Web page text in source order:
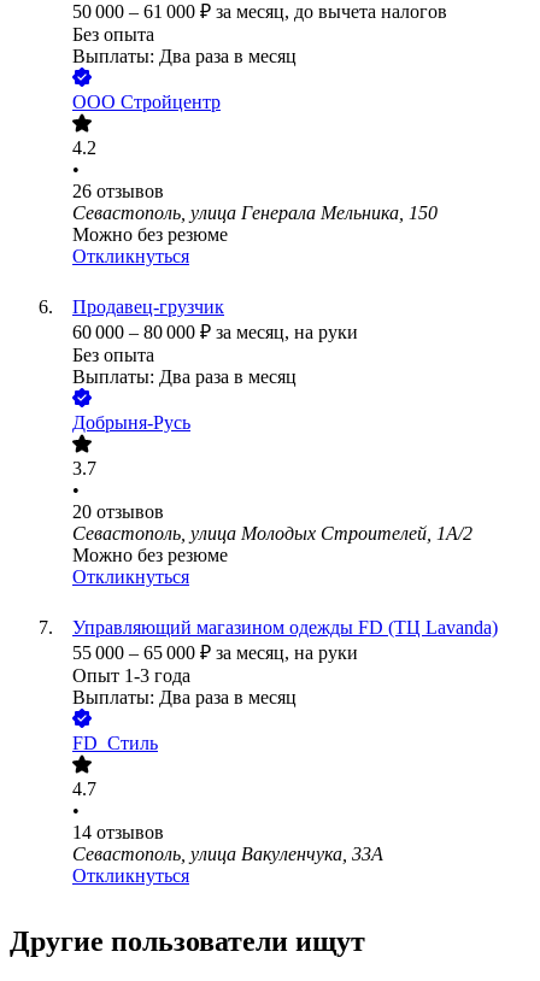
50 000 – 61 000 ₽ за месяц, до вычета налогов
Без опыта
Выплаты: Два раза в месяц
ООО Стройцентр
4.2
•
26 отзывов
Севастополь, улица Генерала Мельника, 150
Можно без резюме
Откликнуться
Продавец-грузчик
60 000 – 80 000 ₽ за месяц, на руки
Без опыта
Выплаты: Два раза в месяц
Добрыня-Русь
3.7
•
20 отзывов
Севастополь, улица Молодых Строителей, 1А/2
Можно без резюме
Откликнуться
Управляющий магазином одежды FD (ТЦ Lavanda)
55 000 – 65 000 ₽ за месяц, на руки
Опыт 1-3 года
Выплаты: Два раза в месяц
FD_Стиль
4.7
•
14 отзывов
Севастополь, улица Вакуленчука, 33А
Откликнуться
Другие пользователи ищут